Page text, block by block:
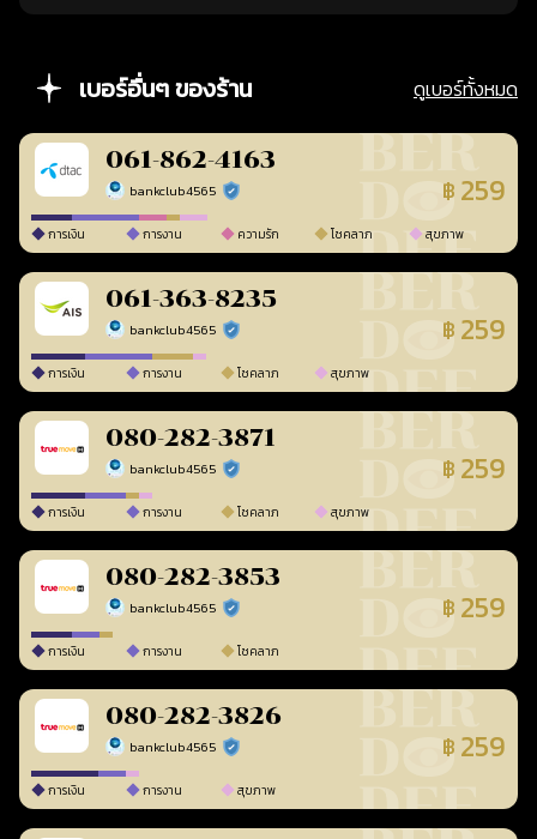
เบอร์อื่นๆ ของร้าน ดูเบอร์ทั้งหมด
061-862-4163
bankclub4565 ร้านยืนยันแล้ว ฿ 259
การเงิน การงาน ความรัก โชคลาภ สุขภาพ
061-363-8235
bankclub4565 ร้านยืนยันแล้ว ฿ 259
การเงิน การงาน โชคลาภ สุขภาพ
080-282-3871
bankclub4565 ร้านยืนยันแล้ว ฿ 259
การเงิน การงาน โชคลาภ สุขภาพ
080-282-3853
bankclub4565 ร้านยืนยันแล้ว ฿ 259
การเงิน การงาน โชคลาภ
080-282-3826
bankclub4565 ร้านยืนยันแล้ว ฿ 259
การเงิน การงาน สุขภาพ